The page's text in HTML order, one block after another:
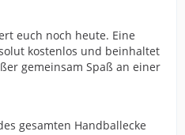
euch noch heute. Eine
kostenlos und beinhaltet
gemeinsam Spaß an einer
gesamten Handballecke